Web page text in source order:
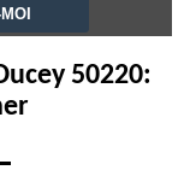
50220: